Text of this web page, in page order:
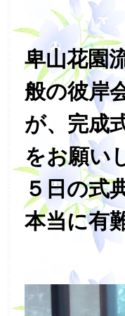
卑山花園
般の彼岸
が、完成
をお願い
５日の式
本当に有